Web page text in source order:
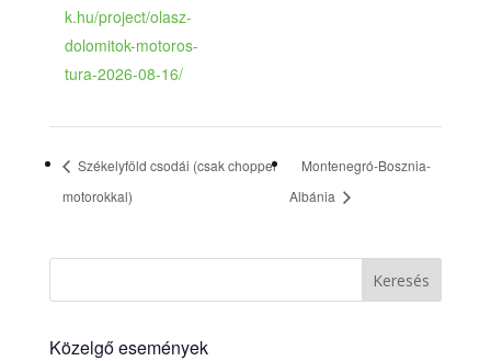
k.hu/project/olasz-
dolomitok-motoros-
tura-2026-08-16/
Székelyföld csodái (csak chopper
motorokkal)
Montenegró-Bosznia-
Albánia
Keresés
Közelgő események